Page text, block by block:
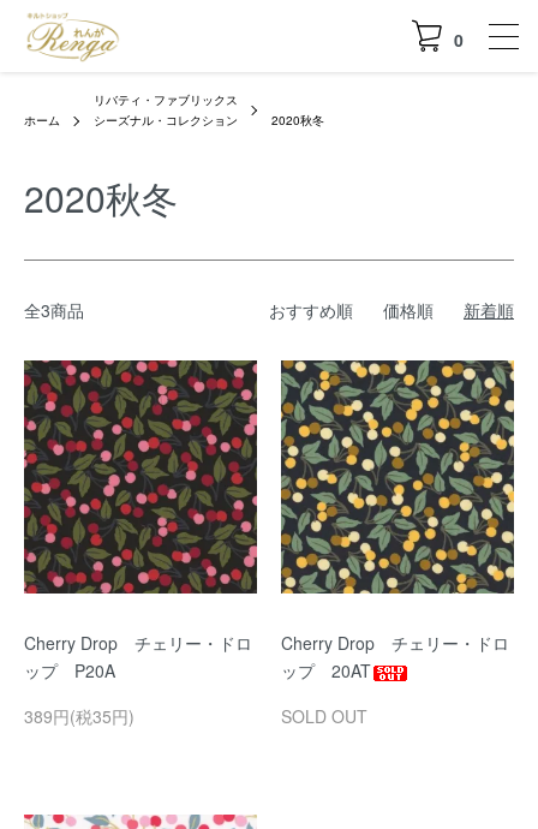
0
ホーム
リバティ・ファブリックス
シーズナル・コレクション
2020秋冬
2020秋冬
全3商品 おすすめ順 価格順 新着順
Cherry Drop チェリー・ドロ
ップ P20A
389円(税35円)
Cherry Drop チェリー・ドロ
ップ 20AT
SOLD OUT